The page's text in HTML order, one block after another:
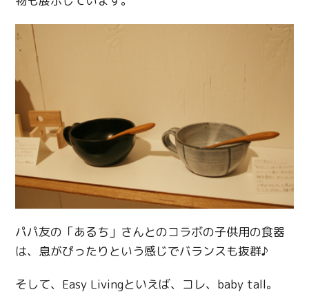
パパ友の「あるち」さんとのコラボの子供用の食器
は、息がぴったりという感じでバランスも抜群♪
そして、Easy Livingといえば、コレ、baby tall。
Twitter
Facebook
Copy URL